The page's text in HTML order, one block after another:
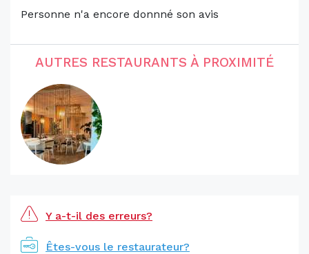
Personne n'a encore donnné son avis
AUTRES RESTAURANTS À PROXIMITÉ
Y a-t-il des erreurs?
Êtes-vous le restaurateur?